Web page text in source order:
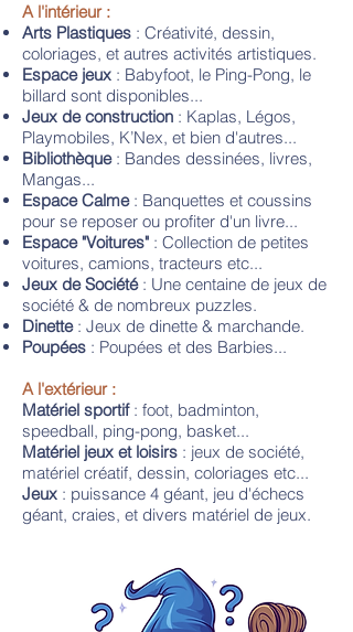
A l'intérieur :
Arts Plastiques : Créativité, dessin,
coloriages, et autres activités artistiques.
Espace jeux : Babyfoot, le Ping-Pong, le
billard sont disponibles...
Jeux de construction : Kaplas, Légos,
Playmobiles, K’Nex, et bien d'autres...
Bibliothèque : Bandes dessinées, livres,
Mangas...
Espace Calme: Banquettes et coussins
pour se reposer ou profiter d'un livre...
Espace "Voitures" : Collection de petites
voitures, camions, tracteurs etc...
Jeux de Société: Une centaine de jeux de
société & de nombreux puzzles.
Dinette : Jeux de dinette & marchande.
Poupées : Poupées et des Barbies...​
A l'extérieur :
Matériel sportif : foot, badminton,
speedball, ping-pong, basket...
Matériel jeux et loisirs : jeux de société,
matériel créatif, dessin, coloriages etc...
Jeux : puissance 4 géant, jeu d'échecs
géant, craies, et divers matériel de jeux.​​